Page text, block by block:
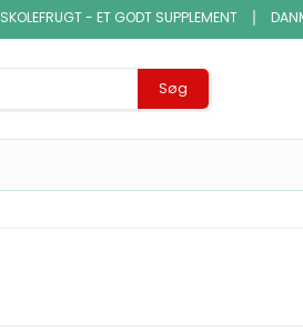
SKOLEFRUGT - ET GODT SUPPLEMENT
Søg